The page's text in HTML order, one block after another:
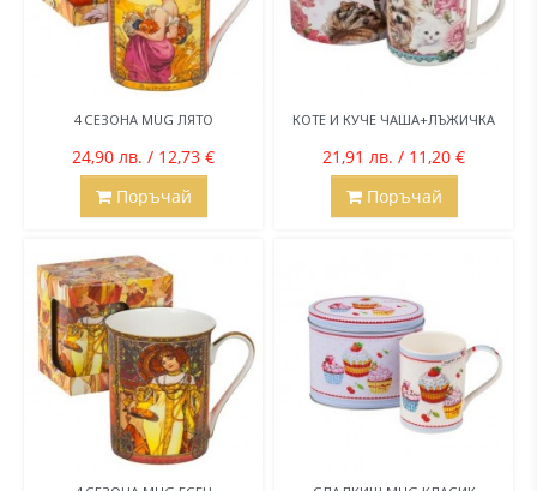
4 СЕЗОНА MUG ЛЯТО
24,90 лв. / 12,73 €
Поръчай
КОТЕ И КУЧЕ ЧАША+ЛЪЖИЧКА
21,91 лв. / 11,20 €
Поръчай